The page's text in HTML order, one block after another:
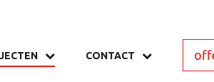
CONTACT